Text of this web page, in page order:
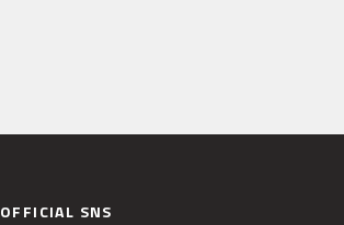
OFFICIAL SNS